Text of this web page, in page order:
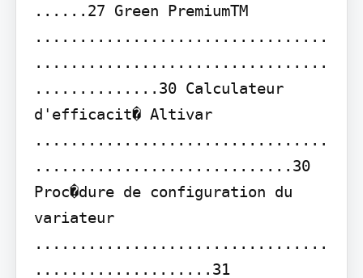
......27 Green PremiumTM
.................................
.................................
..............30 Calculateur
d'efficacit� Altivar
.................................
.............................30
Proc�dure de configuration du
variateur
.................................
....................31